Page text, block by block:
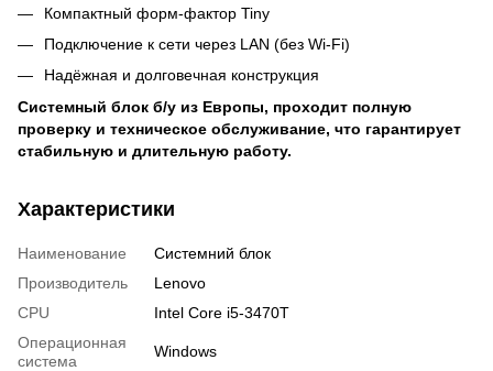
Компактный форм-фактор Tiny
Подключение к сети через LAN (без Wi-Fi)
Надёжная и долговечная конструкция
Системный блок б/у из Европы, проходит полную
проверку и техническое обслуживание, что гарантирует
стабильную и длительную работу.
Характеристики
Наименование
Системний блок
Производитель
Lenovo
CPU
Intel Core i5-3470T
Операционная
система
Windows